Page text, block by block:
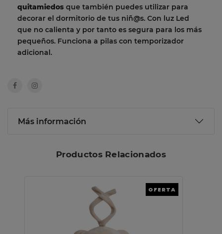
quitamiedos que también puedes utilizar para
decorar el dormitorio de tus niñ@s. Con luz Led
que no calienta y por tanto es segura para los más
pequeños. Funciona a pilas con temporizador
adicional.
Más información
Productos Relacionados
OFERTA